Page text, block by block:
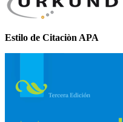
Estilo de Citaciòn APA